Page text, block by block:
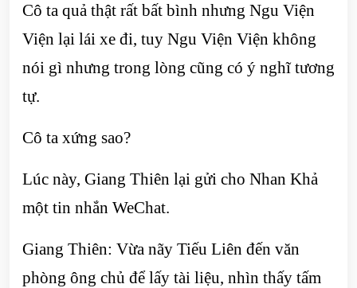
Cô ta quả thật rất bất bình nhưng Ngu Viện
Viện lại lái xe đi, tuy Ngu Viện Viện không
nói gì nhưng trong lòng cũng có ý nghĩ tương
tự.
Cô ta xứng sao?
Lúc này, Giang Thiên lại gửi cho Nhan Khả
một tin nhắn WeChat.
Giang Thiên: Vừa nãy Tiếu Liên đến văn
phòng ông chủ để lấy tài liệu, nhìn thấy tấm